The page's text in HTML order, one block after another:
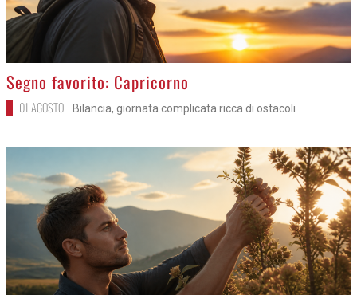
>
Segno favorito: Capricorno
01 AGOSTO Bilancia, giornata complicata ricca di ostacoli